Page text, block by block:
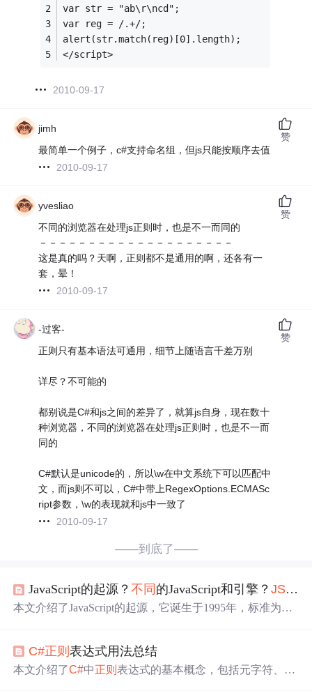
var str = "ab\r\ncd";
var reg = /.+/;
alert(str.match(reg)[0].length);
</script>
2010-09-17
jimh
最简单一个例子，c#支持命名组，但js只能按顺序去值
2010-09-17
赞
yvesliao
不同的浏览器在处理js正则时，也是不一而同的
－－－－－－－－－－－－－－－－－－－－
这是真的吗？天啊，正则都不是通用的啊，还各有一
套，晕！
2010-09-17
赞
-过客-
正则只有基本语法可通用，细节上随语言千差万别
详尽？不可能的
都别说是C#和js之间的差异了，就算js自身，现在数十
种浏览器，不同的浏览器在处理js正则时，也是不一而
同的
C#默认是unicode的，所以\w在中文系统下可以匹配中
文，而js则不可以，C#中带上RegexOptions.ECMASc
ript参数，\w的表现就和js中一致了
2010-09-17
赞
——到底了——
JavaScript的起源？不同 的JavaScript和引擎？JS版
本文介绍了JavaScript的起源，它诞生于1995年，标准为EC
了多种JavaScript引擎，说明了
机，最后回顾了JS版本的发展历程。
C#正则表达式用法总结
本文介绍了C#中正则表达式的基本概念，包括元字符、定